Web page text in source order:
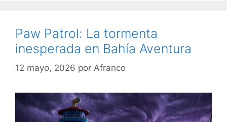
Paw Patrol: La tormenta
inesperada en Bahía Aventura
12 mayo, 2026 por Afranco